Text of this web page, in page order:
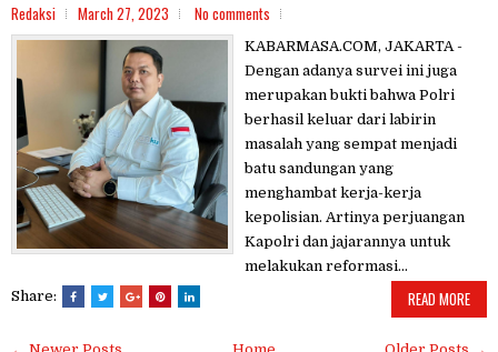
Redaksi March 27, 2023 No comments
KABARMASA.COM, JAKARTA -
Dengan adanya survei ini juga
merupakan bukti bahwa Polri
berhasil keluar dari labirin
masalah yang sempat menjadi
batu sandungan yang
menghambat kerja-kerja
kepolisian. Artinya perjuangan
Kapolri dan jajarannya untuk
melakukan reformasi...
Share:
READ MORE